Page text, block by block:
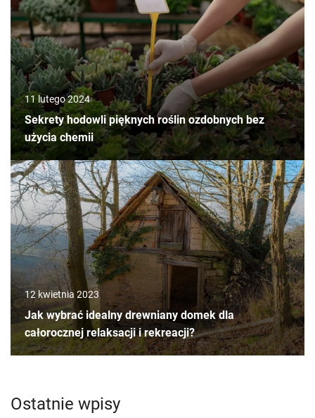
11 lutego 2024
Sekrety hodowli pięknych roślin ozdobnych bez
użycia chemii
12 kwietnia 2023
Jak wybrać idealny drewniany domek dla
całorocznej relaksacji i rekreacji?
Ostatnie wpisy